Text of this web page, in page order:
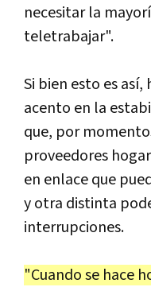
necesitar la
teletrabajar".
Si bien esto es
acento en la
que, por
proveedores
en enlace que
y otra distinta
interrupciones.
"Cuando se hace